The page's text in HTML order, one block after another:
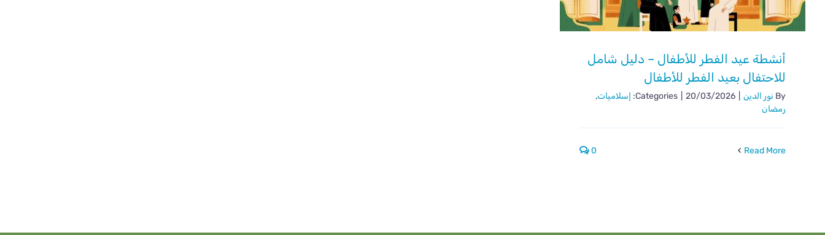
أنشطة عيد الفطر للأطفال – دليل شامل
للاحتفال بعيد الفطر للأطفال
By نور الدين 20/03/2026
Categories: إسلاميات,
رمضان
Read More
0